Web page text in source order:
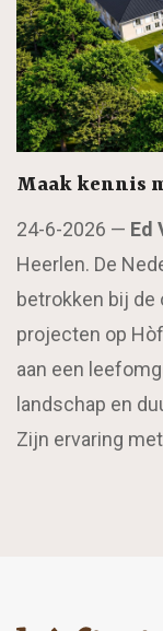
Maak kennis
24-6-2026 — Ed
Heerlen. De
betrokken bij de
projecten op
aan een
landschap en
Zijn ervaring